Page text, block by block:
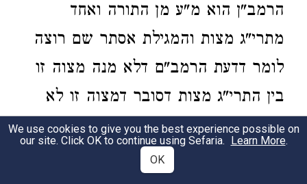
הרמב"ן הוא מ"ע מן התורה ואחד
מתרי"ג מצות והמגילת אסתר שם רוצה
לומר דדעת הרמב"ם דלא מנה מצוה זו
בין התרי"ג מצות דסובר דמצוה זו לא
הוי לדורות רק בזמן ביהמ"ק קיים וכ"ז
שלא גלו מארצם אבל אחר שגלו מעל
We use cookies to give you the best experience possible on
our site. Click OK to continue using Sefaria. Learn More.
OK